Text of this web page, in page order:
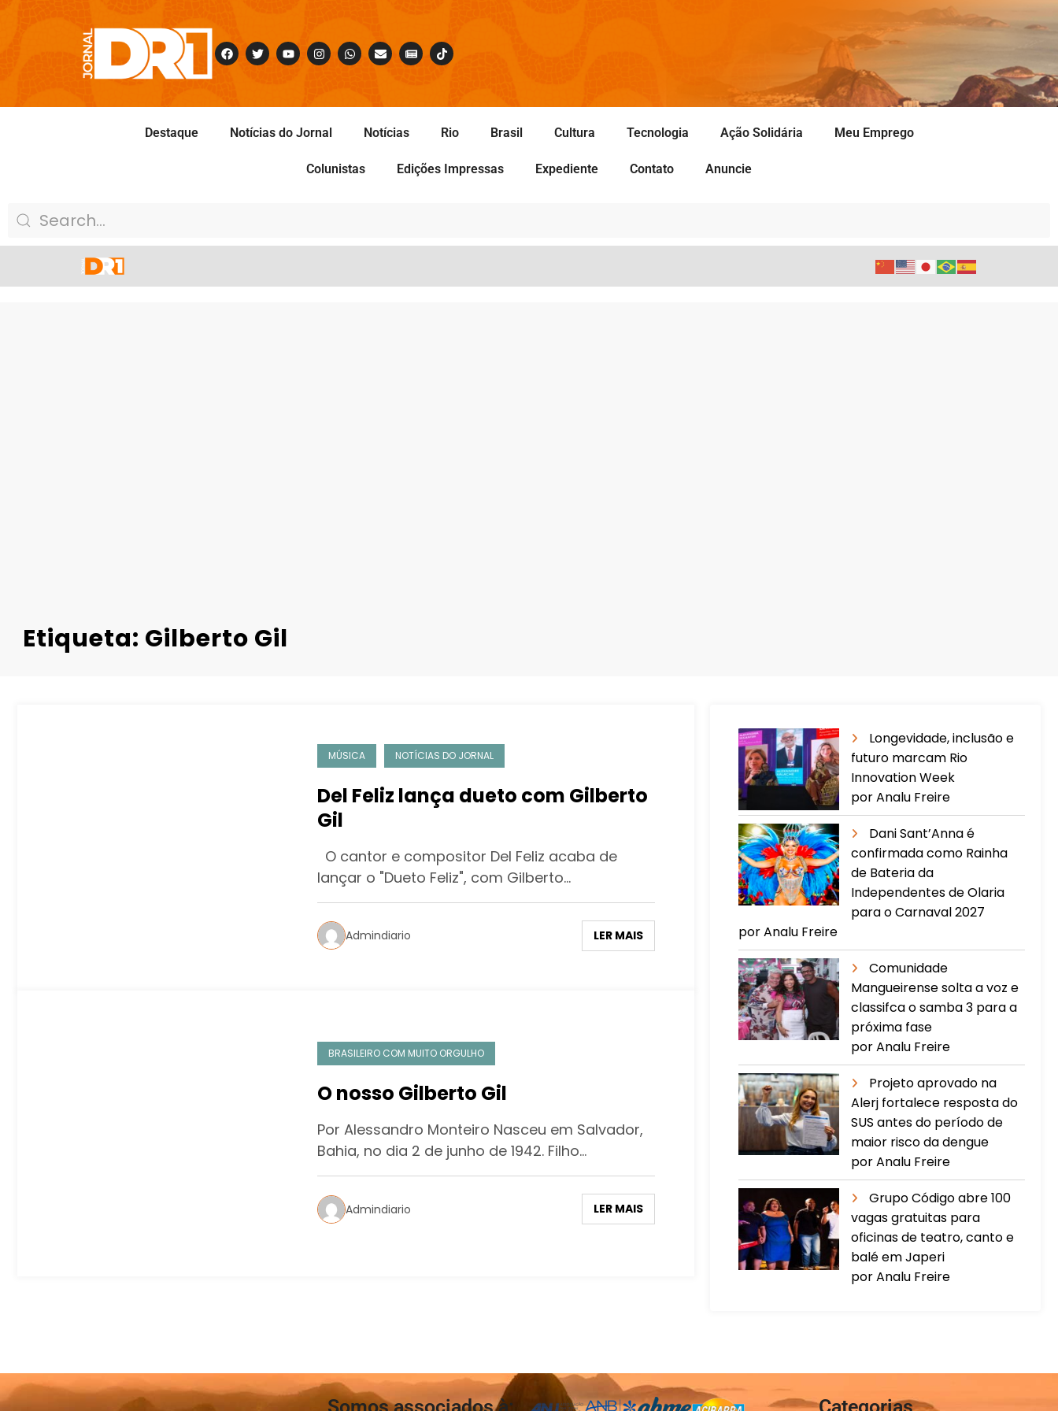
Destaque Notícias do Jornal Notícias Rio Brasil Cultura Tecnologia Ação Solidária Meu Emprego
Colunistas Edições Impressas Expediente Contato Anuncie
Etiqueta: Gilberto Gil
MÚSICA NOTÍCIAS DO JORNAL
Del Feliz lança dueto com Gilberto
Gil
O cantor e compositor Del Feliz acaba de
lançar o "Dueto Feliz", com Gilberto…
Admindiario LER MAIS
BRASILEIRO COM MUITO ORGULHO
O nosso Gilberto Gil
Por Alessandro Monteiro Nasceu em Salvador,
Bahia, no dia 2 de junho de 1942. Filho…
Admindiario LER MAIS
Longevidade, inclusão e
futuro marcam Rio
Innovation Week
por Analu Freire
Dani Sant’Anna é
confirmada como Rainha
de Bateria da
Independentes de Olaria
para o Carnaval 2027
por Analu Freire
Comunidade
Mangueirense solta a voz e
classifca o samba 3 para a
próxima fase
por Analu Freire
Projeto aprovado na
Alerj fortalece resposta do
SUS antes do período de
maior risco da dengue
por Analu Freire
Grupo Código abre 100
vagas gratuitas para
oficinas de teatro, canto e
balé em Japeri
por Analu Freire